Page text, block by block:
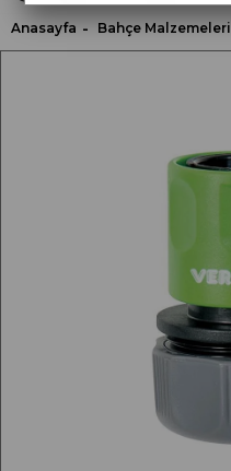
Anasayfa Bahçe Malzemeleri